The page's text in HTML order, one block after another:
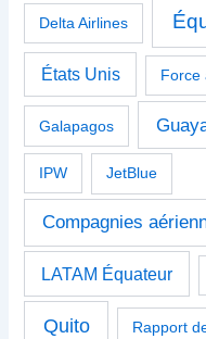
Delta Airlines
États Unis Force
Galapagos
IPW JetBlue
Compagnies
LATAM Équateur
Quito Rapport